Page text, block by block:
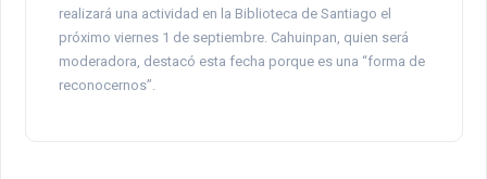
realizará una actividad en la Biblioteca de Santiago el
próximo viernes 1 de septiembre. Cahuinpan, quien será
moderadora, destacó esta fecha porque es una “forma de
reconocernos”.